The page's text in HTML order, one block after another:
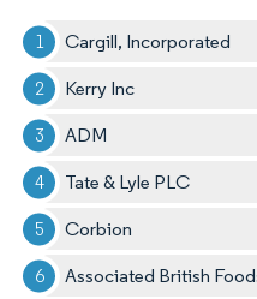
Cargill, Incorporated
Kerry Inc
ADM
Tate & Lyle PLC
Corbion
Associated British